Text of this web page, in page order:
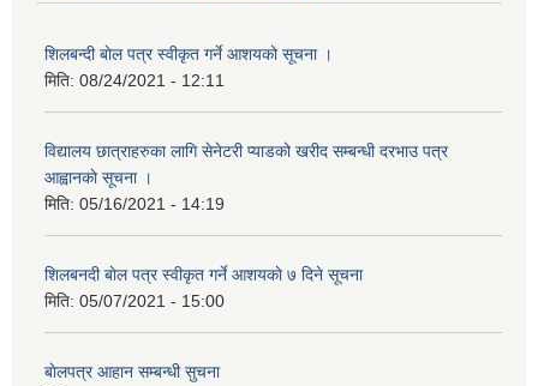
शिलबन्दी बाेल पत्र स्वीकृत गर्ने आशयको सूचना ।
मिति: 08/24/2021 - 12:11
विद्यालय छात्राहरुका लागि सेनेटरी प्याडको खरीद सम्बन्धी दरभाउ पत्र
आह्वानकाे सूचना ।
मिति: 05/16/2021 - 14:19
शिलबनदी बाेल पत्र स्वीकृत गर्ने आशयकाे ७ दिने सूचना
मिति: 05/07/2021 - 15:00
बाेलपत्र आहान सम्बन्धी सुचना